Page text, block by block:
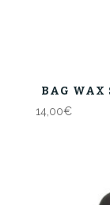
BAG WAX
14,00€